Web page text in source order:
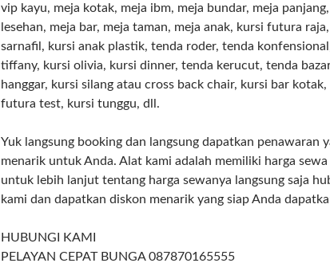
vip kayu, meja kotak, meja ibm, meja bundar, meja
lesehan, meja bar, meja taman, meja anak, kursi futura
sarnafil, kursi anak plastik, tenda roder, tenda
tiffany, kursi olivia, kursi dinner, tenda kerucut, tenda
hanggar, kursi silang atau cross back chair, kursi bar kotak,
futura test, kursi tunggu, dll.
Yuk langsung booking dan langsung dapatkan penawaran
menarik untuk Anda. Alat kami adalah memiliki harga
untuk lebih lanjut tentang harga sewanya langsung saja
kami dan dapatkan diskon menarik yang siap Anda
HUBUNGI KAMI
PELAYAN CEPAT BUNGA 087870165555